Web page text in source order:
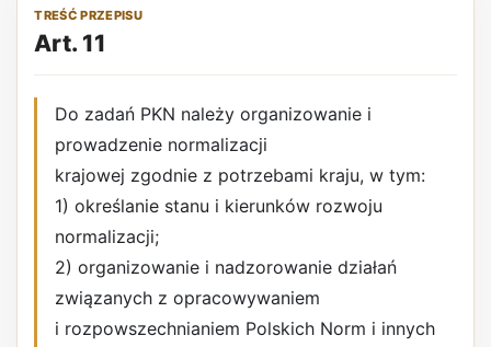
TREŚĆ PRZEPISU
Art. 11
Do zadań PKN należy organizowanie i
prowadzenie normalizacji
krajowej zgodnie z potrzebami kraju, w tym:
1) określanie stanu i kierunków rozwoju
normalizacji;
2) organizowanie i nadzorowanie działań
związanych z opracowywaniem
i rozpowszechnianiem Polskich Norm i innych